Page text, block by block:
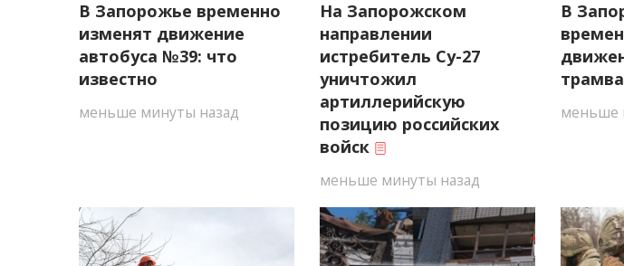
В Запорожье временно
изменят движение
автобуса №39: что
известно
меньше минуты назад
На Запорожском
направлении
истребитель Су-27
уничтожил
артиллерийскую
позицию российских
войск
меньше минуты назад
В
меньше